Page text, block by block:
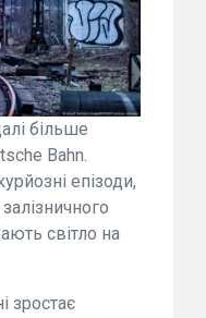
більше
Bahn.
епізоди,
світло на
зростає